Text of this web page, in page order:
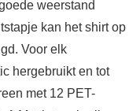
weerstand
kan het shirt op
Voor elk
hergebruikt en tot
met 12 PET-